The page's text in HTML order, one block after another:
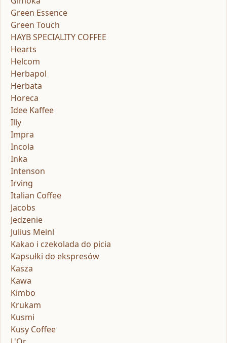
Green Essence
Green Touch
HAYB SPECIALITY COFFEE
Hearts
Helcom
Herbapol
Herbata
Horeca
Idee Kaffee
Illy
Impra
Incola
Inka
Intenson
Irving
Italian Coffee
Jacobs
Jedzenie
Julius Meinl
Kakao i czekolada do picia
Kapsułki do ekspresów
Kasza
Kawa
Kimbo
Krukam
Kusmi
Kusy Coffee